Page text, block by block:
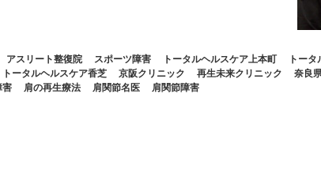
アスリート整復院 スポーツ障害 トータルヘルスケア上本町
トー
トータルヘルスケア香芝 京阪クリニック 再生未来クリニック 奈良
害 肩の再生療法 肩関節名医 肩関節障害